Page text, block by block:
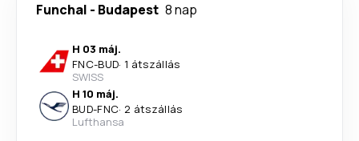
Funchal - Budapest 8 nap
H 03 máj.
FNC-BUD· 1 átszállás
SWISS
H 10 máj.
BUD-FNC· 2 átszállás
Lufthansa